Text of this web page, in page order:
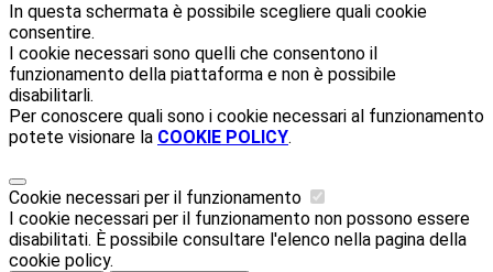
In questa schermata è possibile scegliere quali cookie
consentire.
I cookie necessari sono quelli che consentono il
funzionamento della piattaforma e non è possibile
disabilitarli.
Per conoscere quali sono i cookie necessari al funzionamento
potete visionare la COOKIE POLICY.
Cookie necessari per il funzionamento
I cookie necessari per il funzionamento non possono essere
disabilitati. È possibile consultare l'elenco nella pagina della
cookie policy.